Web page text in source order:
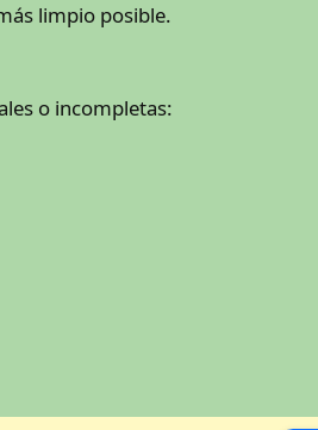
limpio posible.
o incompletas: